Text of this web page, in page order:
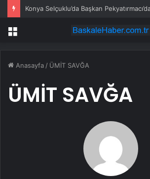
Konya Selçuklu’da Başkan
Menü
Anasayfa / ÜMİT SAVĞA
ÜMİT SAVĞA